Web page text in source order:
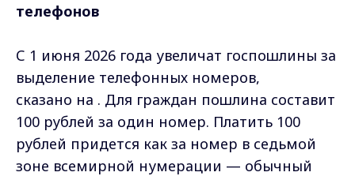
телефонов
С 1 июня 2026 года увеличат госпошлины за
выделение телефонных номеров,
сказано на . Для граждан пошлина составит
100 рублей за один номер. Платить 100
рублей придется как за номер в седьмой
зоне всемирной нумерации — обычный